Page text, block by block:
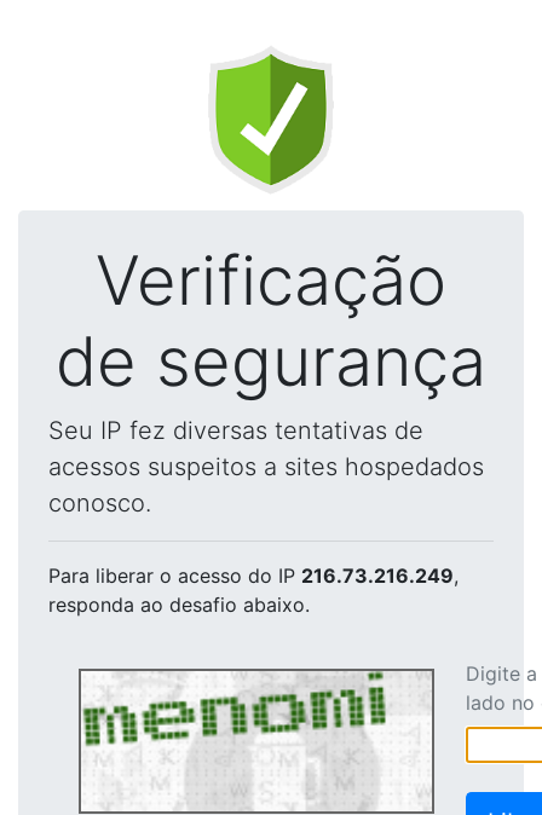
Verificação
de segurança
Seu IP fez diversas tentativas de
acessos suspeitos a sites hospedados
conosco.
Para liberar o acesso do IP 216.73.216.249,
responda ao desafio abaixo.
Digite
lado no